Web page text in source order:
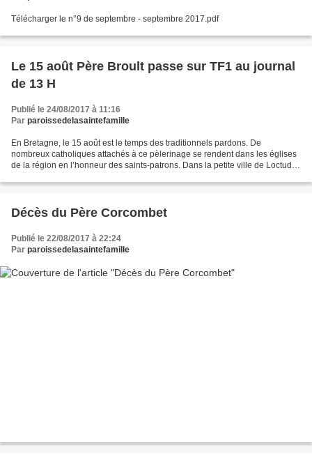
Télécharger le n°9 de septembre - septembre 2017.pdf
Le 15 août Père Broult passe sur TF1 au journal
de 13 H
Publié le 24/08/2017 à 11:16
Par paroissedelasaintefamille
En Bretagne, le 15 août est le temps des traditionnels pardons. De
nombreux catholiques attachés à ce pèlerinage se rendent dans les églises
de la région en l’honneur des saints-patrons. Dans la petite ville de Loctudy,
Décès du Père Corcombet
Publié le 22/08/2017 à 22:24
Par paroissedelasaintefamille